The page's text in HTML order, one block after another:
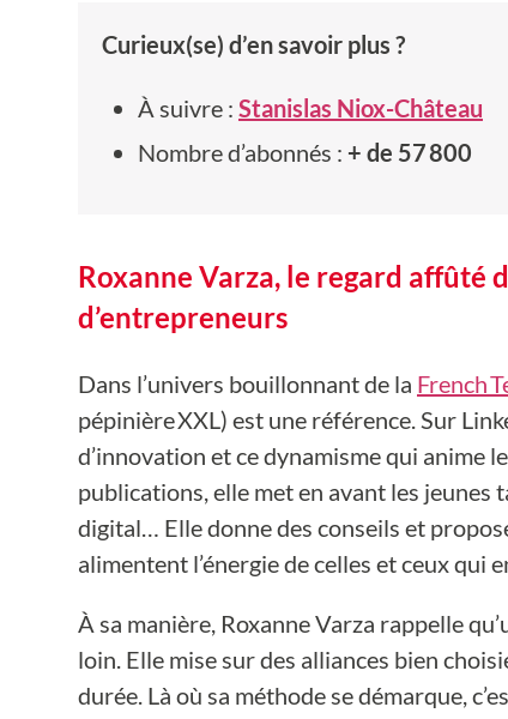
Curieux(se) d’en savoir plus ?
À suivre : Stanislas Niox-Château
Nombre d’abonnés : + de 57 800
Roxanne Varza, le regard affûté
d’entrepreneurs
Dans l’univers bouillonnant de la French
pépinière XXL) est une référence. Sur
d’innovation et ce dynamisme qui anime
publications, elle met en avant les jeunes
digital… Elle donne des conseils et
alimentent l’énergie de celles et ceux qui
À sa manière, Roxanne Varza rappelle
loin. Elle mise sur des alliances bien
durée. Là où sa méthode se démarque,